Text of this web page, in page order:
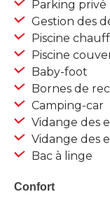
Parking privé
Gestion des
Piscine
Piscine
Baby-foot
Bornes de
Camping-car
Vidange des
Vidange des
Bac à linge
Confort